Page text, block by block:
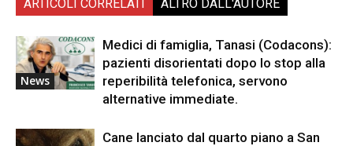
ARTICOLI CORRELATI ALTRO DALL'AUTORE
News
Medici di famiglia, Tanasi (Codacons):
pazienti disorientati dopo lo stop alla
reperibilità telefonica, servono
alternative immediate.
Cane lanciato dal quarto piano a San